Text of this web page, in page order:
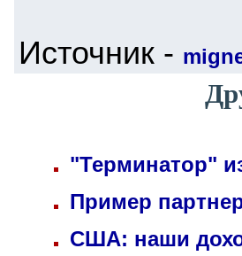
Источник -
"Терминатор"
Пример
США: наши